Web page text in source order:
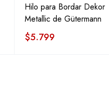
Hilo para Bordar Dekor
Metallic de Gütermann
$5.799